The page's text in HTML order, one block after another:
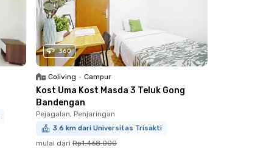
360
Coliving • Campur
Kost Uma Kost Masda 3 Teluk Gong
Bandengan
Pejagalan, Penjaringan
3.6 km dari Universitas Trisakti
mulai dari Rp1.468.000